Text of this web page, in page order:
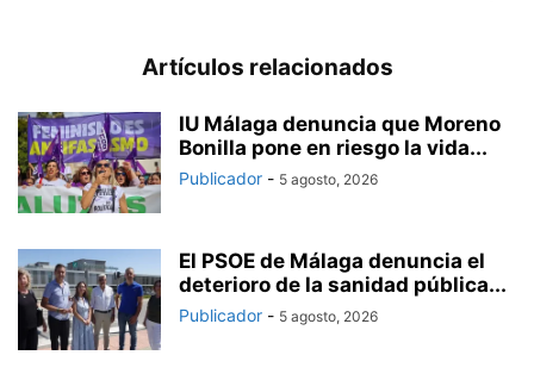
Artículos relacionados
IU Málaga denuncia que Moreno
Bonilla pone en riesgo la vida...
Publicador - 5 agosto, 2026
El PSOE de Málaga denuncia el
deterioro de la sanidad pública...
Publicador - 5 agosto, 2026